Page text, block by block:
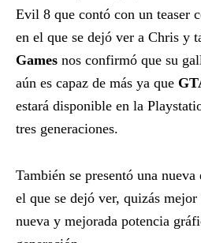
Evil 8 que contó con un teaser
en el que se dejó ver a Chris y
Games nos confirmó que su
aún es capaz de más ya que
estará disponible en la
tres generaciones.
También se presentó una nueva
el que se dejó ver, quizás
nueva y mejorada potencia